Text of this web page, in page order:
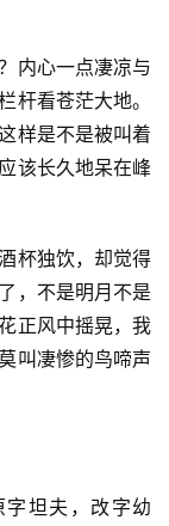
内心一点凄凉与
杆看苍茫大地。
样是不是被叫着
该长久地呆在峰
杯独饮，却觉得
，不是明月不是
正风中摇晃，我
叫凄惨的鸟啼声
字坦夫，改字幼